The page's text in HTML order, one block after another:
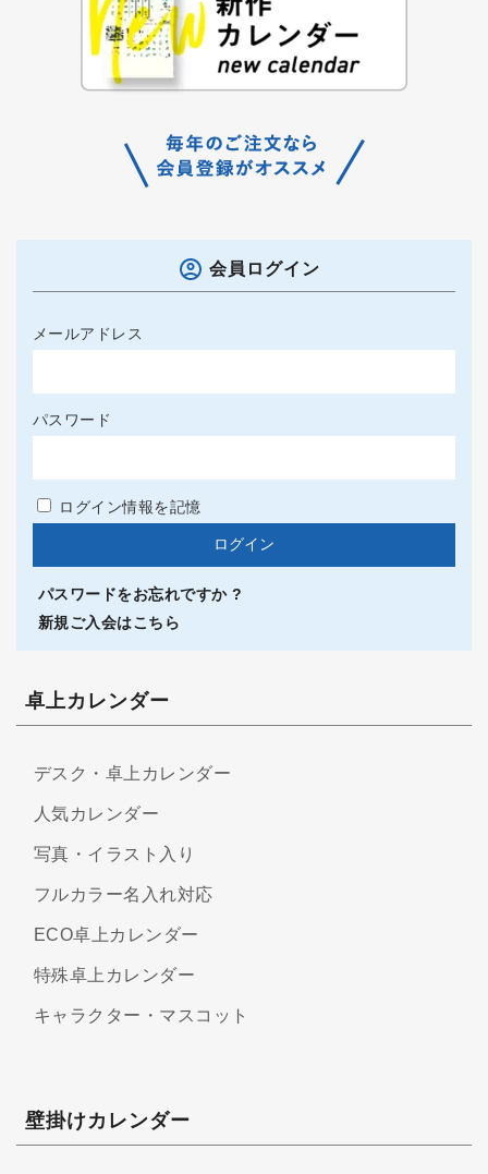
会員ログイン
メールアドレス
パスワード
ログイン情報を記憶
パスワードをお忘れですか ?
新規ご入会はこちら
卓上カレンダー
デスク・卓上カレンダー
人気カレンダー
写真・イラスト入り
フルカラー名入れ対応
ECO卓上カレンダー
特殊卓上カレンダー
キャラクター・マスコット
壁掛けカレンダー